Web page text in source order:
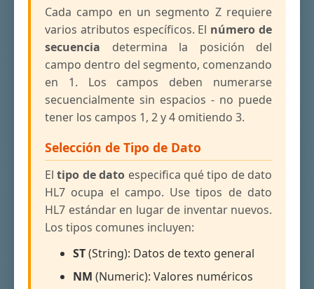
Cada campo en un segmento Z requiere
varios atributos específicos. El número de
secuencia determina la posición del
campo dentro del segmento, comenzando
en 1. Los campos deben numerarse
secuencialmente sin espacios - no puede
tener los campos 1, 2 y 4 omitiendo 3.
Selección de Tipo de Dato
Eltipo de dato especifica qué tipo de dato
HL7 ocupa el campo. Use tipos de dato
HL7 estándar en lugar de inventar nuevos.
Los tipos comunes incluyen:
ST(String): Datos de texto general
NM (Numeric): Valores numéricos